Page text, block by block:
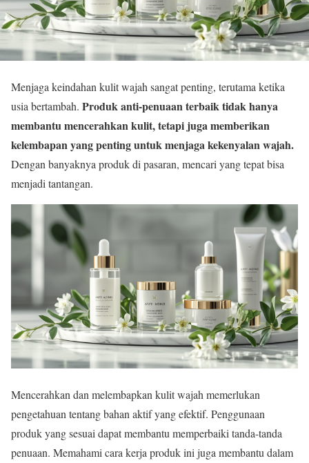
Menjaga keindahan kulit wajah sangat penting, terutama ketika
usia bertambah. Produk anti-penuaan terbaik tidak hanya
membantu mencerahkan kulit, tetapi juga memberikan
kelembapan yang penting untuk menjaga kekenyalan wajah.
Dengan banyaknya produk di pasaran, mencari yang tepat bisa
menjadi tantangan.
Mencerahkan dan melembapkan kulit wajah memerlukan
pengetahuan tentang bahan aktif yang efektif. Penggunaan
produk yang sesuai dapat membantu memperbaiki tanda-tanda
penuaan. Memahami cara kerja produk ini juga membantu dalam